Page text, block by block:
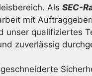
Als SEC-
mit
qualifiziertes
zuverlässig